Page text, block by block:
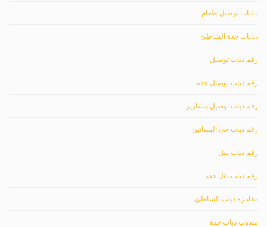
دبابات توصيل طعام
دبابات جدة الشاطئ
رقم دباب توصيل
رقم دباب توصيل جدة
رقم دباب توصيل مشاوير
رقم دباب حي البساتين
رقم دباب نقل
رقم دباب نقل جدة
مغامرة دباب الشاطئ
مندوب دباب جدة